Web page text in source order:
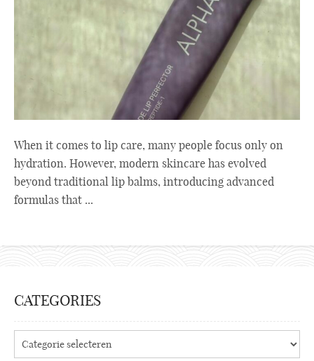
When it comes to lip care, many people focus only on
hydration. However, modern skincare has evolved
beyond traditional lip balms, introducing advanced
formulas that ...
CATEGORIES